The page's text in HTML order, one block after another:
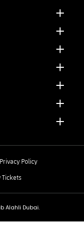
Privacy Policy
Tickets
Alahli Dubai.